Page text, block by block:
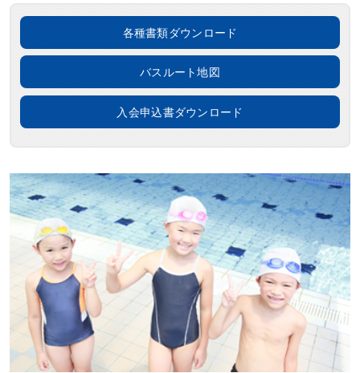
各種書類ダウンロード
バスルート地図
入会申込書ダウンロード